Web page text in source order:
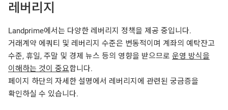
레버리지
Landprime에서는 다양한 레버리지 정책을 제공 중입니다.
거래계약 에쿼티 및 레버리지 수준은 변동적이며 계좌의 예탁잔고
수준, 휴일, 주말 및 경제 뉴스 등의 영향을 받으므로 운영 방식을
이해하는 것이 중요합니다.
페이지 하단의 자세한 설명에서 레버리지에 관련된 궁금증을
확인하실 수 있습니다.